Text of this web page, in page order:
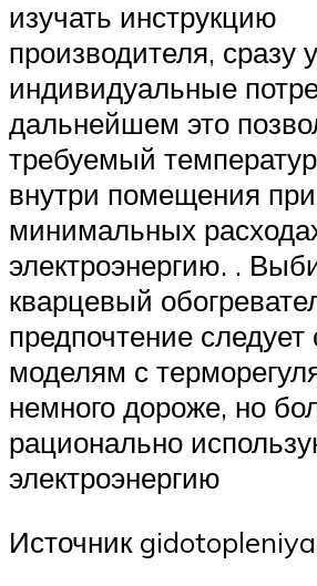
изучать инструкцию
производителя, сразу
индивидуальные
дальнейшем это
требуемый
внутри помещения при
минимальных
электроэнергию. .
кварцевый
предпочтение следует
моделям с
немного дороже, но
рационально
электроэнергию
Источник